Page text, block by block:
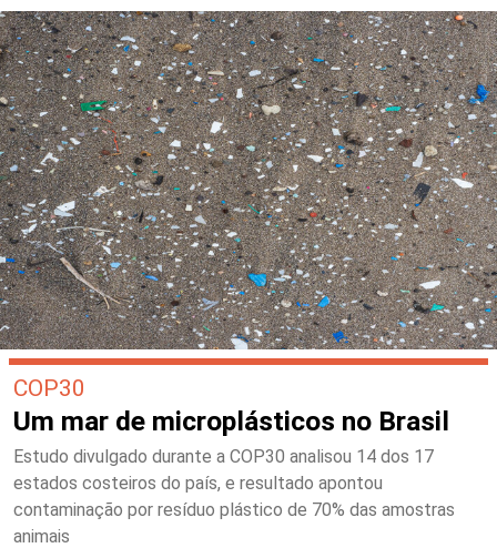
COP30
Um mar de microplásticos no Brasil
Estudo divulgado durante a COP30 analisou 14 dos 17
estados costeiros do país, e resultado apontou
contaminação por resíduo plástico de 70% das amostras
animais